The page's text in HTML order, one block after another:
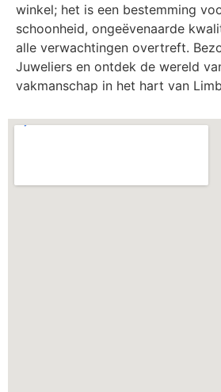
winkel; het is een bestemming
schoonheid, ongeëvenaarde
alle verwachtingen overtreft.
Juweliers en ontdek de wereld
vakmanschap in het hart van